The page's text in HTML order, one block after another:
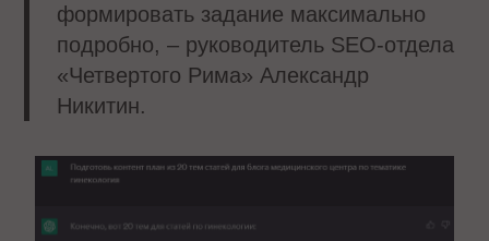
формировать задание максимально
подробно, – руководитель SEO-отдела
«Четвертого Рима» Александр
Никитин.